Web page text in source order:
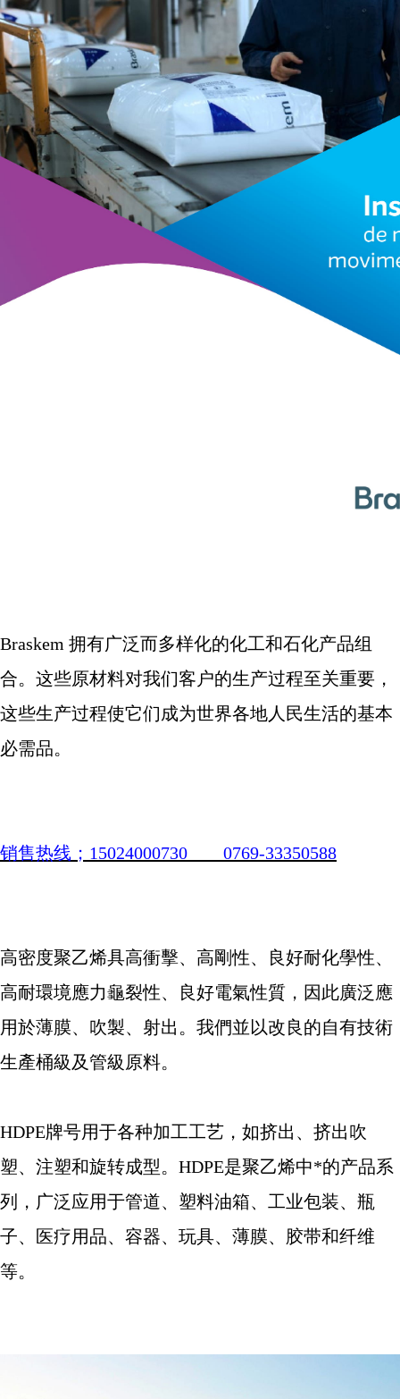
Braskem 拥有广泛而多样化的化工和石化产品组
合。这些原材料对我们客户的生产过程至关重要，
这些生产过程使它们成为世界各地人民生活的基本
必需品。
销售热线； 15024000730 0769-33350588
高密度聚乙烯具高衝擊、高剛性、良好耐化學性、
高耐環境應力龜裂性、良好電氣性質，因此廣泛應
用於薄膜、吹製、射出。我們並以改良的自有技術
生產桶級及管級原料。
HDPE牌号用于各种加工工艺，如挤出、挤出吹
塑、注塑和旋转成型。 HDPE是聚乙烯中*的产品系
列，广泛应用于管道、塑料油箱、工业包装、瓶
子、医疗用品、容器、玩具、薄膜、胶带和纤维
等。